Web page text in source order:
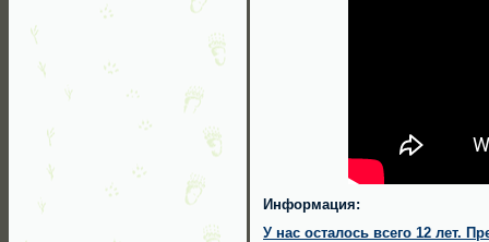
Информация:
У нас осталось всего 12 лет.